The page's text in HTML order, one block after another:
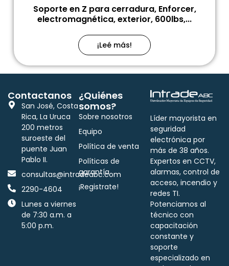
Soporte en Z para cerradura, Enforcer,
electromagnética, exterior, 600lbs,...
¡Leé más!
Líder mayorista en
seguridad
electrónica por
más de 38 años.
Expertos en CCTV,
alarmas, control de
acceso, incendio y
redes TI.
Potenciamos al
técnico con
capacitación
constante y
soporte
especializado en
¿Quiénes
somos?
Sobre nosotros
Equipo
Política de venta
Políticas de
garantía
¡Registrate!
Contactanos
San José, Costa
Rica, La Uruca
200 metros
suroeste del
puente Juan
Pablo II.
consultas@intradeabc.com
2290-4604
Lunes a viernes
de 7:30 a.m. a
5:00 p.m.